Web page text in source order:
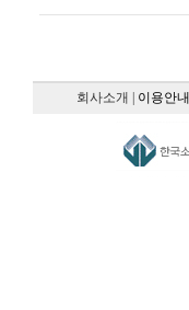
회사소개 이용안내